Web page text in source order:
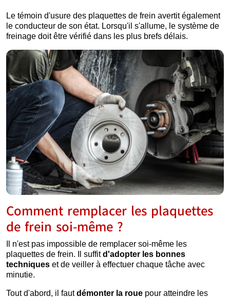
Le témoin d'usure des plaquettes de frein avertit également
le conducteur de son état. Lorsqu'il s'allume, le système de
freinage doit être vérifié dans les plus brefs délais.
Comment remplacer les plaquettes
de frein soi-même ?
Il n'est pas impossible de remplacer soi-même les
plaquettes de frein. Il suffitd'adopter les bonnes
techniques et de veiller à effectuer chaque tâche avec
minutie.
Tout d'abord, il fautdémonter la roue pour atteindre les